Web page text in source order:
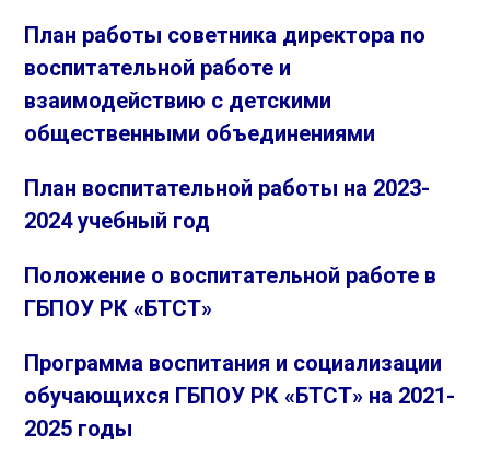
План работы советника директора по
воспитательной работе и
взаимодействию с детскими
общественными объединениями
План воспитательной работы на 2023-
2024учебный год
Положение о воспитательной работе в
ГБПОУ РК «БТСТ»
Программа воспитания и социализации
обучающихся ГБПОУ РК «БТСТ» на 2021-
2025 годы